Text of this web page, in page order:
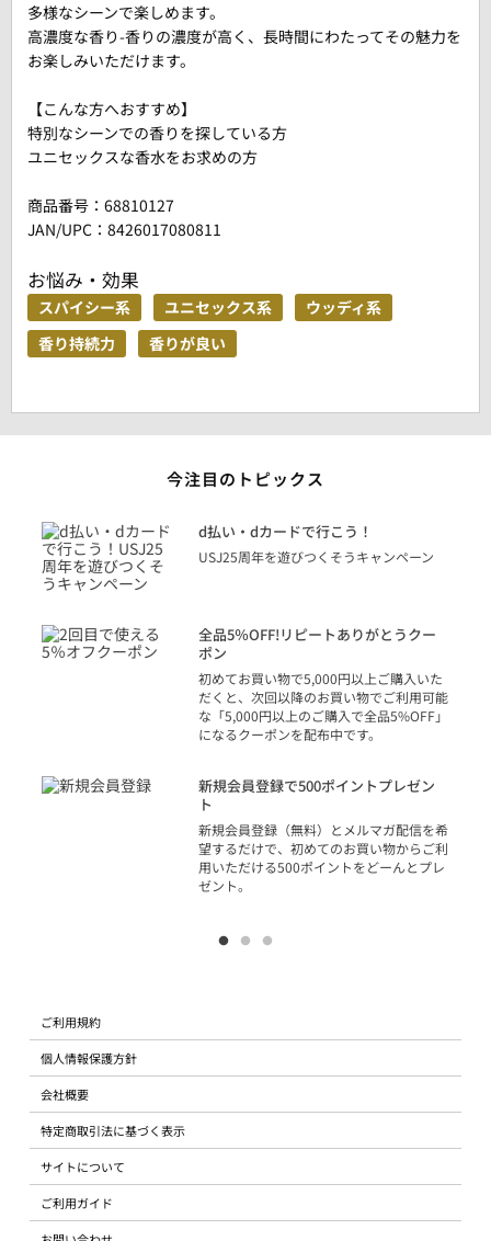
多様なシーンで楽しめます。
高濃度な香り-香りの濃度が高く、長時間にわたってその魅力を
お楽しみいただけます。
【こんな方へおすすめ】
特別なシーンでの香りを探している方
ユニセックスな香水をお求めの方
商品番号： 68810127
JAN/UPC：8426017080811
お悩み・効果
スパイシー系 ユニセックス系
ウッディ系
香り持続力
香りが良い
今注目のトピックス
d払い・dカードで行こう！
USJ25周年を遊びつくそうキャンペーン
全品5％OFF!リピートありがとうクー
ポン
初めてお買い物で5,000円以上ご購入いた
だくと、次回以降のお買い物でご利用可能
な「5,000円以上のご購入で全品5%OFF」
になるクーポンを配布中です。
新規会員登録で500ポイントプレゼン
ト
新規会員登録（無料）とメルマガ配信を希
望するだけで、初めてのお買い物からご利
用いただける500ポイントをどーんとプレ
ゼント。
ご利用規約
個人情報保護方針
会社概要
特定商取引法に基づく表示
サイトについて
ご利用ガイド